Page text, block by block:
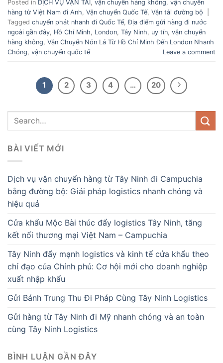
Posted in DỊCH VỤ VẬN TẢI, vận chuyển hàng không, vận chuyển
hàng từ Việt Nam đi Anh, Vận chuyển Quốc Tế, Vận tải đường bộ
Tagged chuyển phát nhanh đi Quốc Tế,Địa điểm gửi hàng đi nước
ngoài gần đây, Hồ Chí Minh, London, Tây Ninh, uy tín, vận chuyển
hàng không, Vận Chuyển Nón Lá Từ Hồ Chí Minh Đến London Nhanh
Chóng, vận chuyển quốc tế Leave a comment
1 2 3 4 … 20
BÀI VIẾT MỚI
Dịch vụ vận chuyển hàng từ Tây Ninh đi Campuchia
bằng đường bộ: Giải pháp logistics nhanh chóng và
hiệu quả
Cửa khẩu Mộc Bài thúc đẩy logistics Tây Ninh, tăng
kết nối thương mại Việt Nam – Campuchia
Tây Ninh đẩy mạnh logistics và kinh tế cửa khẩu theo
chỉ đạo của Chính phủ: Cơ hội mới cho doanh nghiệp
xuất nhập khẩu
Gửi Bánh Trung Thu Đi Pháp Cùng Tây Ninh Logistics
Gửi hàng từ Tây Ninh đi Mỹ nhanh chóng và an toàn
cùng Tây Ninh Logistics
BÌNH LUẬN GẦN ĐÂY